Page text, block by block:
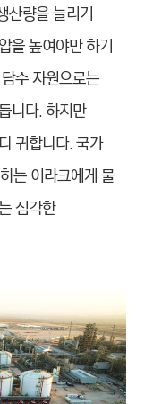
산량을 늘리기
을 높여야만 하기
수 자원으로는
니다. 하지만
귀합니다. 국가
는 이라크에게 물
심각한